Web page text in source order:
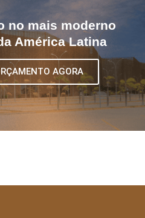
no mais moderno
América Latina
AGORA